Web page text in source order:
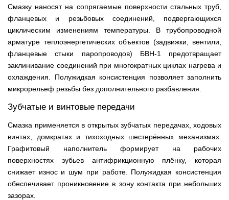
Смазку наносят на сопрягаемые поверхности стальных труб,
фланцевых и резьбовых соединений, подвергающихся
циклическим изменениям температуры. В трубопроводной
арматуре теплоэнергетических объектов (задвижки, вентили,
фланцевые стыки паропроводов) БВН-1 предотвращает
заклинивание соединений при многократных циклах нагрева и
охлаждения. Полужидкая консистенция позволяет заполнить
микрорельеф резьбы без дополнительного разбавления.
Зубчатые и винтовые передачи
Смазка применяется в открытых зубчатых передачах, ходовых
винтах, домкратах и тихоходных шестерённых механизмах.
Графитовый наполнитель формирует на рабочих
поверхностях зубьев антифрикционную плёнку, которая
снижает износ и шум при работе. Полужидкая консистенция
обеспечивает проникновение в зону контакта при небольших
зазорах.